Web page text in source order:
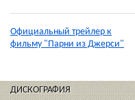
Официальный трейлер к
фильму "Парни из Джерси"
ДИСКОГРАФИЯ